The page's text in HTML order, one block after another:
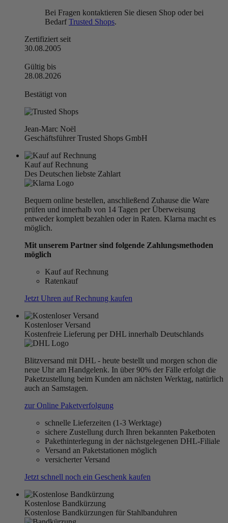
Bei Fragen kontaktieren Sie diesen Shop oder bei
BedarfTrusted Shops.
Zertifiziert seit
30.08.2005
Gültig bis
28.08.2026
Bestätigt von
Jean-Marc Noël
Geschäftsführer Trusted Shops GmbH
Kauf auf Rechnung
Des Deutschen liebste Zahlart
Bequem online bestellen, anschließend Zuhause die Ware
prüfen und innerhalb von 14 Tagen per Überweisung
entweder komplett bezahlen oder in Raten. Klarna macht es
möglich.
Mit unserem Partner sind folgende Zahlungsmethoden
möglich
Kauf auf Rechnung
Ratenkauf
Jetzt Uhren auf Rechnung kaufen
Kostenloser Versand
Kostenfreie Lieferung per DHL innerhalb Deutschlands
Blitzversand mit DHL - heute bestellt und morgen schon die
neue Uhr am Handgelenk. In über 90% der Fälle erfolgt die
Paketzustellung beim Kunden am nächsten Werktag, natürlich
auch an Samstagen.
zur Online Paketverfolgung
schnelle Lieferzeiten (1-3 Werktage)
sichere Zustellung durch Ihren bekannten Paketboten
Pakethinterlegung in der nächstgelegenen DHL-Filiale
Versand an Paketstationen möglich
versicherter Versand
Jetzt schnell noch ein Geschenk kaufen
Kostenlose Bandkürzung
Kostenlose Bandkürzungen für Stahlbanduhren